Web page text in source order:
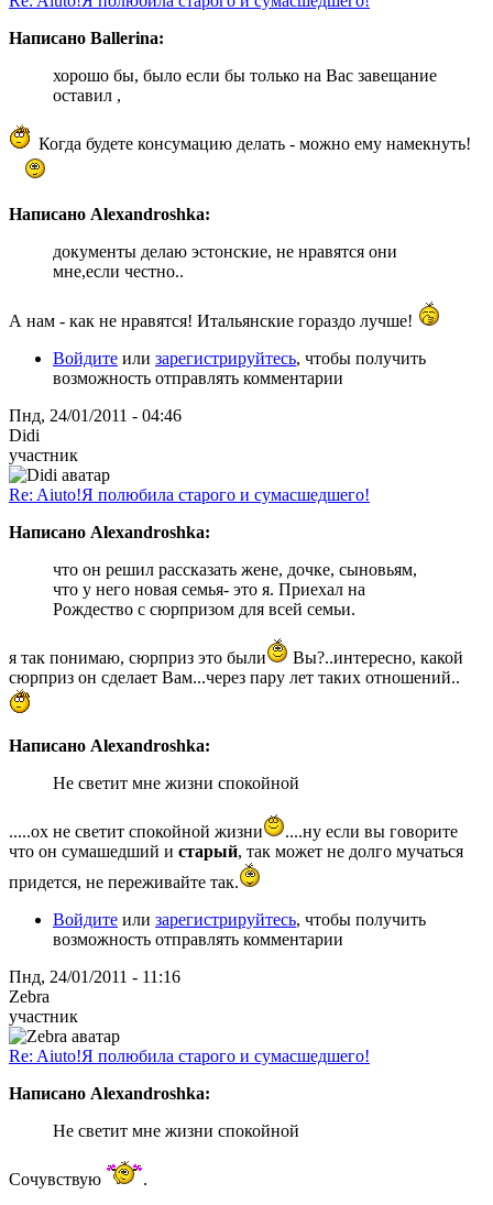
Написано Ballerina:
хорошо бы, было если бы только на Вас завещание
оставил ,
Когда будете консумацию делать - можно ему намекнуть!
Написано Alexandroshka:
документы делаю эстонские, не нравятся они
мне,если честно..
А нам - как не нравятся! Итальянские гораздо лучше!
Войдите или зарегистрируйтесь, чтобы получить
возможность отправлять комментарии
Пнд, 24/01/2011 - 04:46
Didi
участник
Re: Aiuto!Я полюбила старого и сумасшедшего!
Написано Alexandroshka:
что он решил рассказать жене, дочке, сыновьям,
что у него новая семья- это я. Приехал на
Рождество с сюрпризом для всей семьи.
я так понимаю, сюрприз это были
Вы?..интересно, какой
сюрприз он сделает Вам...через пару лет таких отношений..
Написано Alexandroshka:
Не светит мне жизни спокойной
.....ох не светит спокойной жизни
....ну если вы говорите
что он сумашедший и старый, так может не долго мучаться
придется, не переживайте так.
Войдите или зарегистрируйтесь, чтобы получить
возможность отправлять комментарии
Пнд, 24/01/2011 - 11:16
Zebra
участник
Re: Aiuto!Я полюбила старого и сумасшедшего!
Написано Alexandroshka:
Не светит мне жизни спокойной
Сочувствую
.